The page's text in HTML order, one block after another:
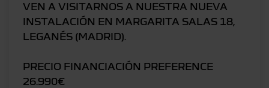
VEN A VISITARNOS A NUESTRA NUEVA
INSTALACIÓN EN MARGARITA SALAS 18,
LEGANÉS (MADRID).
PRECIO FINANCIACIÓN PREFERENCE
26.990€